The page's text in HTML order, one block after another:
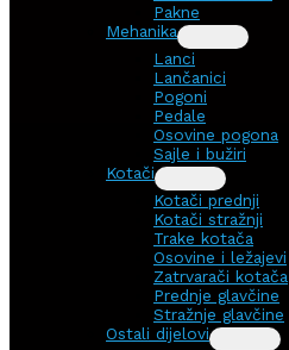
Pakne
Mehanika
Lanci
Lančanici
Pogoni
Pedale
Osovine pogona
Sajle i bužiri
Kotači
Kotači prednji
Kotači stražnji
Trake kotača
Osovine i ležajevi
Zatrvarači kotača
Prednje glavčine
Stražnje glavčine
Ostali dijelovi